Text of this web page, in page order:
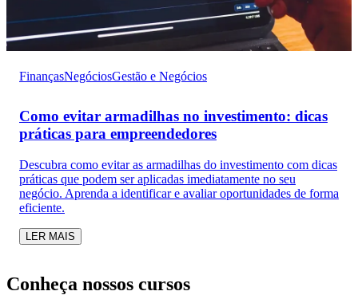
FinançasNegóciosGestão e Negócios
Como evitar armadilhas no investimento: dicas
práticas para empreendedores
Descubra como evitar as armadilhas do investimento com dicas
práticas que podem ser aplicadas imediatamente no seu
negócio. Aprenda a identificar e avaliar oportunidades de forma
eficiente.
LER MAIS
Conheça nossos cursos